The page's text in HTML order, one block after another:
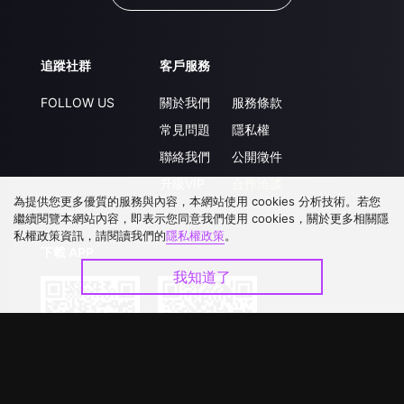
追蹤社群
FOLLOW US
客戶服務
關於我們
常見問題
聯絡我們
服務條款
隱私權
公開徵件
為提供您更多優質的服務與內容，本網站使用 cookies 分析技術。若您
繼續閱覽本網站內容，即表示您同意我們使用 cookies，關於更多相關隱
私權政策資訊，請閱讀我們的隱私權政策。
我知道了